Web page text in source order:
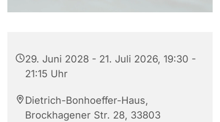
29. Juni 2028 - 21. Juli 2026, 19:30 -
21:15 Uhr
Dietrich-Bonhoeffer-Haus,
Brockhagener Str. 28, 33803